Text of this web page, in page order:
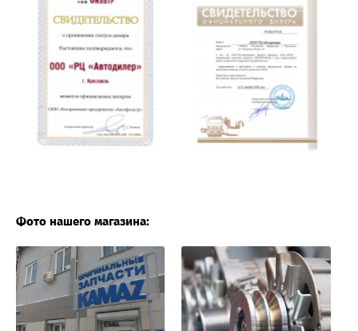
Фото нашего магазина: